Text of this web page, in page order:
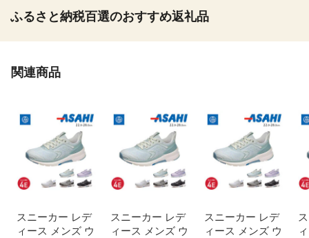
ふるさと納税百選のおすすめ返礼品
関連商品
スニーカー レデ
ィース メンズ ウ
スニーカー レデ
ィース メンズ ウ
スニーカー レデ
ィース メンズ ウ